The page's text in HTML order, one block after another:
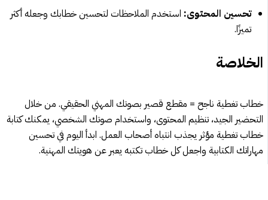
تحسين المحتوى: استخدم الملاحظات لتحسين خطابك وجعله أكثر
تميزًا.
الخلاصة
خطاب تغطية ناجح = مقطع قصير بصوتك المهني الحقيقي. من خلال
التحضير الجيد، تنظيم المحتوى، واستخدام صوتك الشخصي، يمكنك كتابة
خطاب تغطية مؤثر يجذب انتباه أصحاب العمل. ابدأ اليوم في تحسين
مهاراتك الكتابية واجعل كل خطاب تكتبه يعبر عن هويتك المهنية.